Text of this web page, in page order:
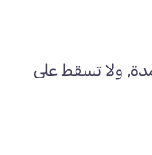
ولا تسقط على